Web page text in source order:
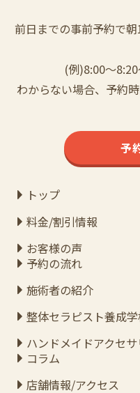
前日までの事前予約で
(例)8:00〜
わからない場合、予約
予
トップ
料金/割引情報
お客様の声
予約の流れ
施術者の紹介
整体セラピスト養成
ハンドメイドアクセ
コラム
店舗情報/アクセス